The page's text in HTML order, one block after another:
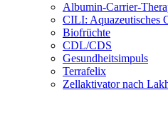
Albumin-Carrier-
CILI: Aquazeutisches
Biofrüchte
CDL/CDS
Gesundheitsimpuls
Terrafelix
Zellaktivator nach